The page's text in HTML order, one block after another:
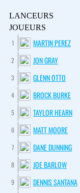
LANCEURS
JOUEURS
1 MARTIN PEREZ
2
JON GRAY
3
GLENN OTTO
4
BROCK BURKE
5
TAYLOR HEARN
6
MATT MOORE
7
DANE DUNNING
8
JOE BARLOW
9
DENNIS SANTANA